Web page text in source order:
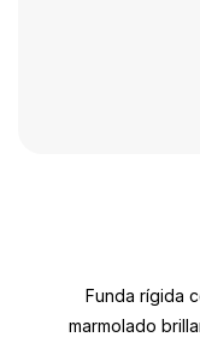
Funda rígida
marmolado